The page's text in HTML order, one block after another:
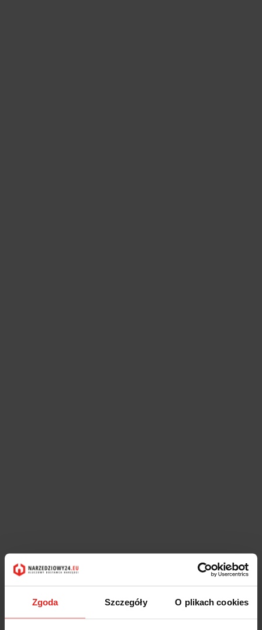
Zgoda Szczegóły O plikach cookies